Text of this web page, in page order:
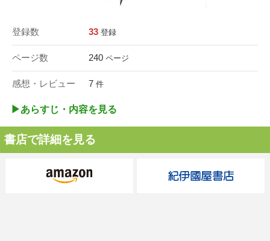
登録数 33 登録
ページ数 240 ページ
感想・レビュー 7 件
▶︎あらすじ・内容を見る
書店で詳細を見る